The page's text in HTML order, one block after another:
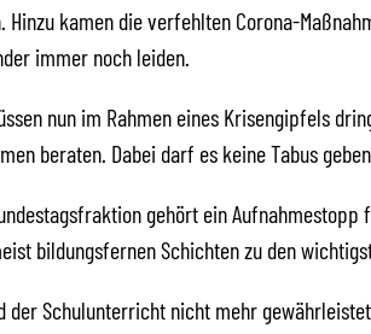
Hinzu kamen die verfehlten Corona-
immer noch leiden.
nun im Rahmen eines Krisengipfels
beraten. Dabei darf es keine Tabus
gehört ein Aufnahmestopp
bildungsfernen Schichten zu den
der Schulunterricht nicht mehr